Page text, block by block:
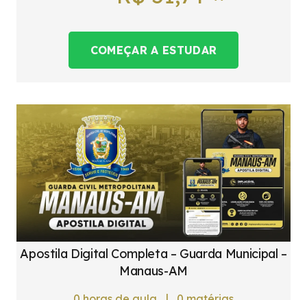
COMEÇAR A ESTUDAR
Apostila Digital Completa – Guarda Municipal –
Manaus-AM